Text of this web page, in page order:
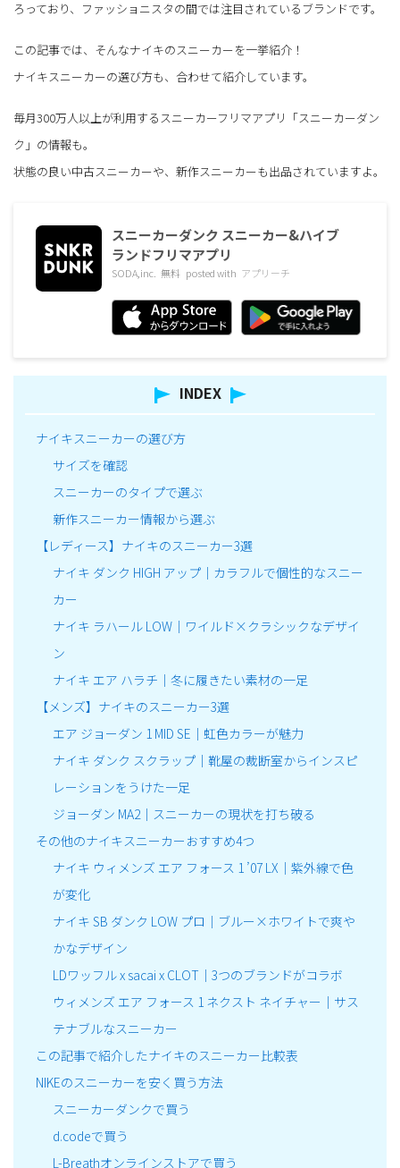
ろっており、ファッショニスタの間では注目されているブランドです。
この記事では、そんなナイキのスニーカーを一挙紹介！
ナイキスニーカーの選び方も、合わせて紹介しています。
毎月300万人以上が利用するスニーカーフリマアプリ「スニーカーダン
ク」の情報も。
状態の良い中古スニーカーや、新作スニーカーも出品されていますよ。
スニーカーダンク スニーカー&ハイブ
ランドフリマアプリ
SODA,inc. 無料 posted with アプリーチ
INDEX
ナイキスニーカーの選び方
サイズを確認
スニーカーのタイプで選ぶ
新作スニーカー情報から選ぶ
【レディース】ナイキのスニーカー3選
ナイキ ダンク HIGH アップ｜カラフルで個性的なスニー
カー
ナイキ ラハール LOW｜ワイルド×クラシックなデザイ
ン
ナイキ エア ハラチ｜冬に履きたい素材の一足
【メンズ】ナイキのスニーカー3選
エア ジョーダン 1 MID SE｜虹色カラーが魅力
ナイキ ダンク スクラップ｜靴屋の裁断室からインスピ
レーションをうけた一足
ジョーダン MA2｜スニーカーの現状を打ち破る
その他のナイキスニーカーおすすめ4つ
ナイキ ウィメンズ エア フォース 1 ’07 LX｜紫外線で色
が変化
ナイキ SB ダンク LOW プロ｜ブルー×ホワイトで爽や
かなデザイン
LDワッフル x sacai x CLOT｜3つのブランドがコラボ
ウィメンズ エア フォース 1 ネクスト ネイチャー｜サス
テナブルなスニーカー
この記事で紹介したナイキのスニーカー比較表
NIKEのスニーカーを安く買う方法
スニーカーダンクで買う
d.codeで買う
L-Breathオンラインストアで買う